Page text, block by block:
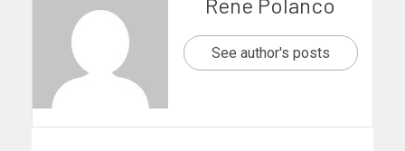
See author's posts